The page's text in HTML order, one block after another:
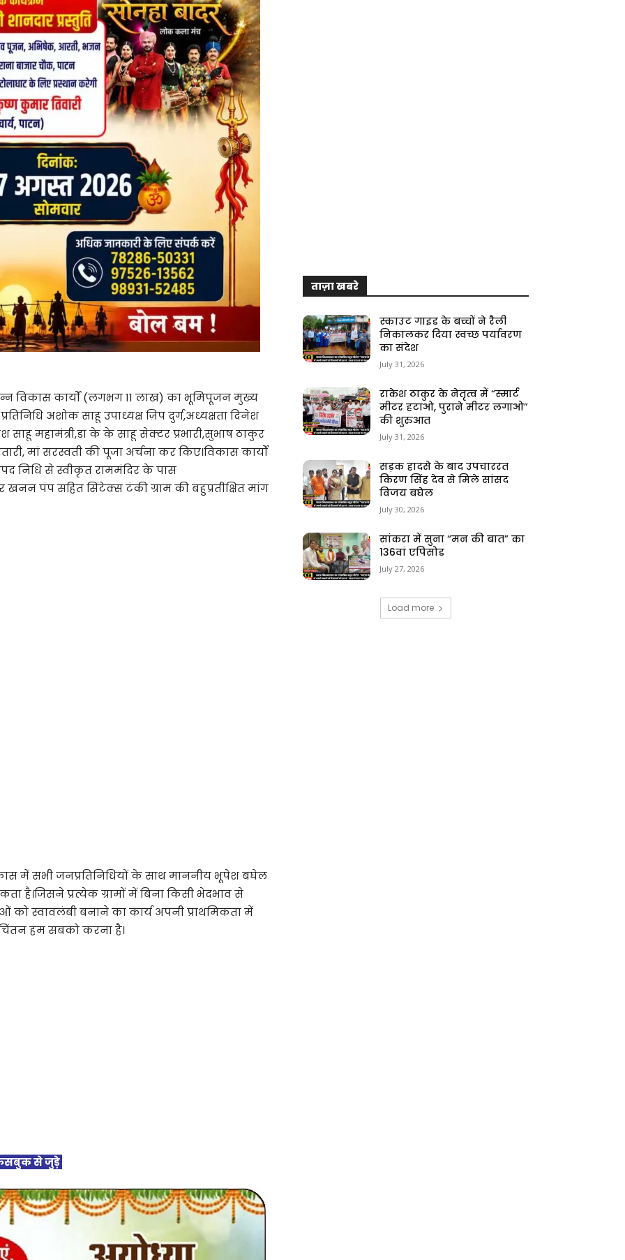
विकास कार्यों (लगभग 11 लाख) का भूमिपूजन मुख्य
अशोक साहू उपाध्यक्ष ज़िप दुर्ग,अध्यक्षता दिनेश
साहू महामंत्री,डा के के साहू सेक्टर प्रभारी,सुभाष ठाकुर
मां सरस्वती की पूजा अर्चना कर किए।विकास कार्यों
निधि से स्वीकृत राममंदिर के पास
पंप सहित सिंटेक्स टंकी ग्राम की बहुप्रतीक्षित मांग
में सभी जनप्रतिनिधियों के साथ माननीय भूपेश बघेल
है।जिसने प्रत्येक ग्रामों में बिना किसी भेदभाव से
स्वावलंबी बनाने का कार्य अपनी प्राथमिकता में
हम सबको करना है।
से जुड़े
ताज़ा खबरे
स्काउट गाइड के बच्चों ने रैली
निकालकर दिया स्वच्छ पर्यावरण
का संदेश
July 31, 2026
राकेश ठाकुर के नेतृत्व में “स्मार्ट
मीटर हटाओ, पुराने मीटर लगाओ”
की शुरुआत
July 31, 2026
सड़क हादसे के बाद उपचाररत
किरण सिंह देव से मिले सांसद
विजय बघेल
July 30, 2026
सांकरा में सुना “मन की बात” का
136वां एपिसोड
July 27, 2026
Load more